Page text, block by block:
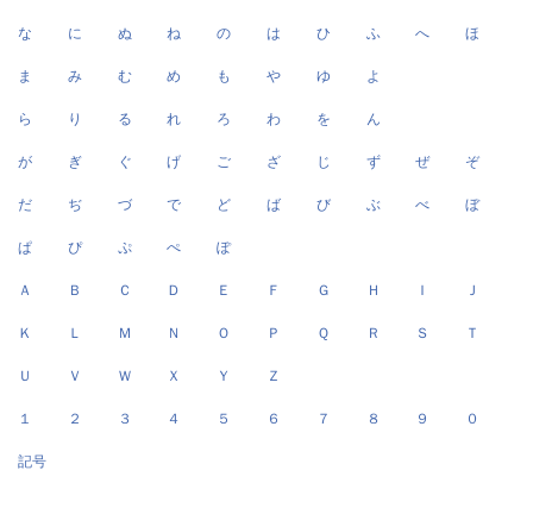
な に ぬ ね の は ひ ふ へ ほ
ま み む め も や ゆ よ
ら り る れ ろ わ を ん
が ぎ ぐ げ ご ざ じ ず ぜ ぞ
だ ぢ づ で ど ば び ぶ べ ぼ
ぱ ぴ ぷ ぺ ぽ
Ａ Ｂ Ｃ Ｄ Ｅ Ｆ Ｇ Ｈ Ｉ Ｊ
Ｋ Ｌ Ｍ Ｎ Ｏ Ｐ Ｑ Ｒ Ｓ Ｔ
Ｕ Ｖ Ｗ Ｘ Ｙ Ｚ
１ ２ ３ ４ ５ ６ ７ ８ ９ ０
記号